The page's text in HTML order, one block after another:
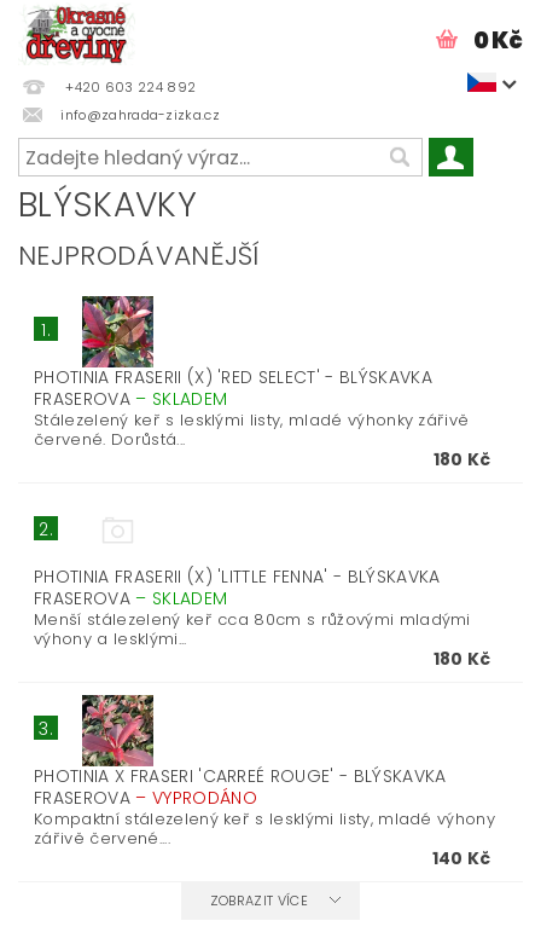
+420 603 224 892
info@zahrada-zizka.cz
0 Kč
BLÝSKAVKY
NEJPRODÁVANĚJŠÍ
1.
PHOTINIA FRASERII (X) 'RED SELECT' - BLÝSKAVKA
FRASEROVA – SKLADEM
Stálezelený keř s lesklými listy, mladé výhonky zářivě
červené. Dorůstá...
180 Kč
2.
PHOTINIA FRASERII (X) 'LITTLE FENNA' - BLÝSKAVKA
FRASEROVA – SKLADEM
Menší stálezelený keř cca 80cm s růžovými mladými
výhony a lesklými...
180 Kč
3.
PHOTINIA X FRASERI 'CARREÉ ROUGE' - BLÝSKAVKA
FRASEROVA – VYPRODÁNO
Kompaktní stálezelený keř s lesklými listy, mladé výhony
zářivě červené....
140 Kč
ZOBRAZIT VÍCE